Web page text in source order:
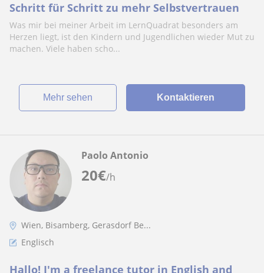
Schritt für Schritt zu mehr Selbstvertrauen
Was mir bei meiner Arbeit im LernQuadrat besonders am
Herzen liegt, ist den Kindern und Jugendlichen wieder Mut zu
machen. Viele haben scho...
Mehr sehen Kontaktieren
20€/h
Paolo Antonio
Wien, Bisamberg, Gerasdorf Be...
Englisch
Hallo! I'm a freelance tutor in English and